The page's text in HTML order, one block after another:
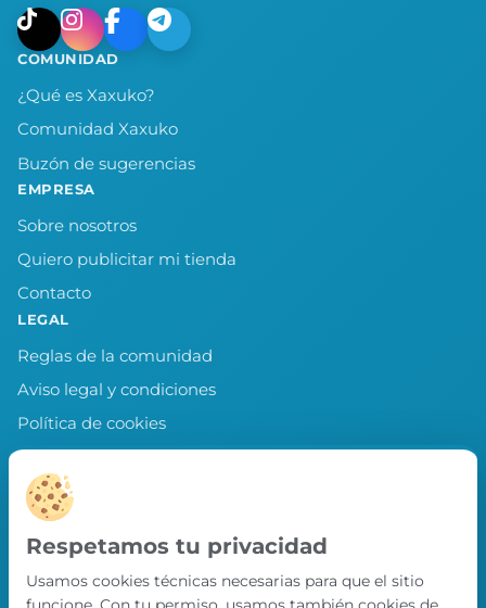
COMUNIDAD
¿Qué es Xaxuko?
Comunidad Xaxuko
Buzón de sugerencias
EMPRESA
Sobre nosotros
Quiero publicitar mi tienda
Contacto
LEGAL
Reglas de la comunidad
Aviso legal y condiciones
Política de cookies
Política de privacidad
Preferencias de cookies
LLEVA XAXUKO CONTIGO
Chollos, misiones y recompensas desde
nuestra APP.
Respetamos tu privacidad
Usamos cookies técnicas necesarias para que el sitio